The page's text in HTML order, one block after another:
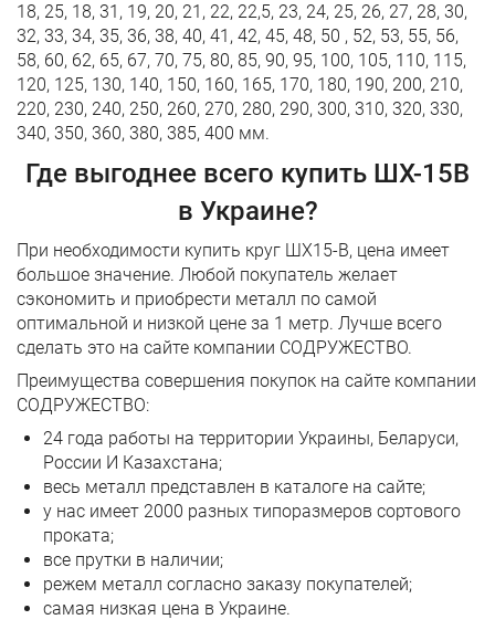
18, 25, 18, 31, 19, 20, 21, 22, 22,5, 23, 24, 25, 26, 27, 28, 30,
32, 33, 34, 35, 36, 38, 40, 41, 42, 45, 48, 50 , 52, 53, 55, 56,
58, 60, 62, 65, 67, 70, 75, 80, 85, 90, 95, 100, 105, 110, 115,
120, 125, 130, 140, 150, 160, 165, 170, 180, 190, 200, 210,
220, 230, 240, 250, 260, 270, 280, 290, 300, 310, 320, 330,
340, 350, 360, 380, 385, 400 мм.
Где выгоднее всего купить ШХ-15В
в Украине?
При необходимости купить круг ШХ15-В, цена имеет
большое значение. Любой покупатель желает
сэкономить и приобрести металл по самой
оптимальной и низкой цене за 1 метр. Лучше всего
сделать это на сайте компании СОДРУЖЕСТВО.
Преимущества совершения покупок на сайте компании
СОДРУЖЕСТВО:
24 года работы на территории Украины, Беларуси,
России И Казахстана;
весь металл представлен в каталоге на сайте;
у нас имеет 2000 разных типоразмеров сортового
проката;
все прутки в наличии;
режем металл согласно заказу покупателей;
самая низкая цена в Украине.